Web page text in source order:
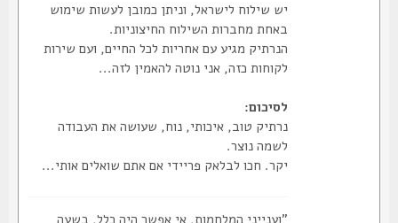
יש שילוח לישראל, וניתן כמובן לעשות שימוש
באחת מחברות השילוח החיצוניות.
הנרתיק מגיע עם אחריות לכל החיים, ועם שירות
לקוחות כזה, אני נוטה להאמין לזה...
לסיכום:
נרתיק טוב, איכותי, נוח, שעושה את העבודה
לשמה נוצר.
יקר. חכו לבלאק פריידי אם אתם שואלים אותי...
"וענייני המלחמות, אי אפשר היה כלל, בשעה